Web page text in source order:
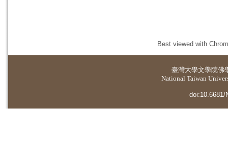
Best viewed with
臺灣大學文學院佛
National Taiwan
doi:10.6681/